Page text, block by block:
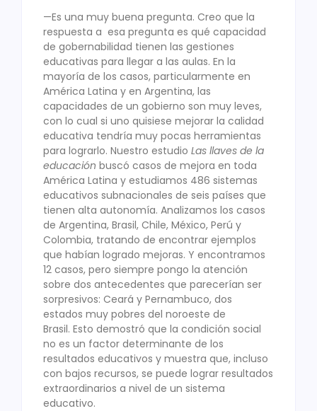
—Es una muy buena pregunta. Creo que la
respuesta a esa pregunta es qué capacidad
de gobernabilidad tienen las gestiones
educativas para llegar a las aulas. En la
mayoría de los casos, particularmente en
América Latina y en Argentina, las
capacidades de un gobierno son muy leves,
con lo cual si uno quisiese mejorar la calidad
educativa tendría muy pocas herramientas
para lograrlo. Nuestro estudio Las llaves de la
educación buscó casos de mejora en toda
América Latina y estudiamos 486 sistemas
educativos subnacionales de seis países que
tienen alta autonomía. Analizamos los casos
de Argentina, Brasil, Chile, México, Perú y
Colombia, tratando de encontrar ejemplos
que habían logrado mejoras. Y encontramos
12 casos, pero siempre pongo la atención
sobre dos antecedentes que parecerían ser
sorpresivos: Ceará y Pernambuco, dos
estados muy pobres del noroeste de
Brasil. Esto demostró que la condición social
no es un factor determinante de los
resultados educativos y muestra que, incluso
con bajos recursos, se puede lograr resultados
extraordinarios a nivel de un sistema
educativo.